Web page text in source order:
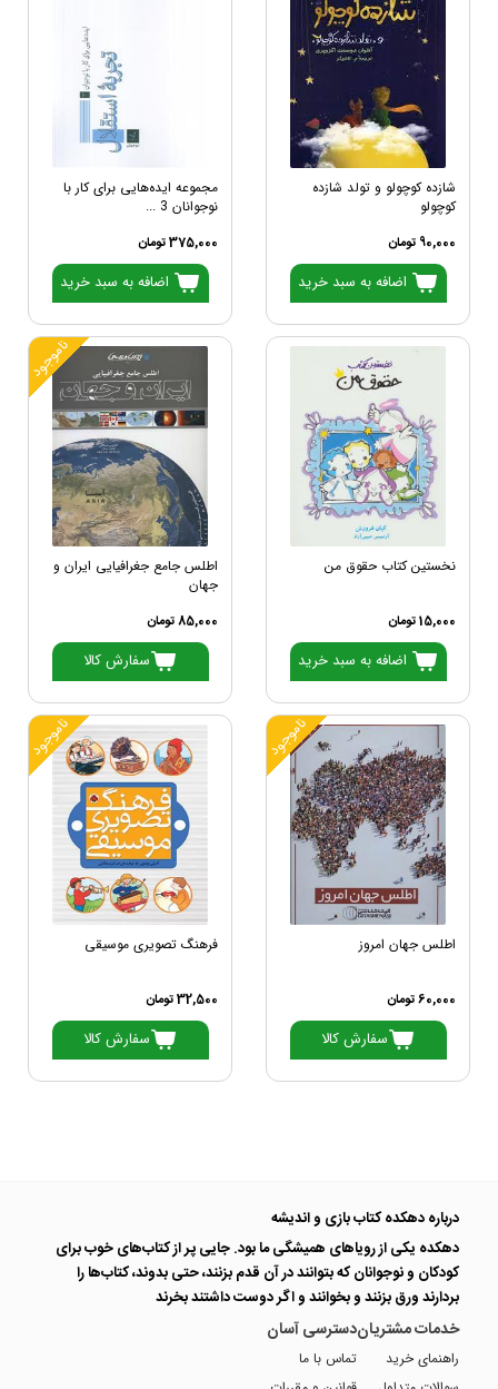
شازده کوچولو و تولد شازده
کوچولو
90,000 تومان
اضافه به سبد خرید
مجموعه ایده‌هایی برای کار با
نوجوانان 3 ...
375,000 تومان
اضافه به سبد خرید
نخستین کتاب حقوق من
15,000 تومان
اضافه به سبد خرید
ناموجود
اطلس جامع جغرافیایی ایران و
جهان
85,000 تومان
سفارش کالا
ناموجود
اطلس جهان امروز
60,000 تومان
سفارش کالا
ناموجود
فرهنگ تصویری موسیقی
32,500 تومان
سفارش کالا
درباره دهکده کتاب بازی و اندیشه
دهکده یکی از رویاهای همیشگی ما بود. جایی پر از کتاب‌های خوب برای
کودکان و نوجوانان که بتوانند در آن قدم بزنند، حتی بدوند، کتاب‌ها را
بردارند ورق بزنند و بخوانند و اگر دوست داشتند بخرند
خدمات مشتریان
راهنمای خرید
دسترسی آسان
تماس با ما